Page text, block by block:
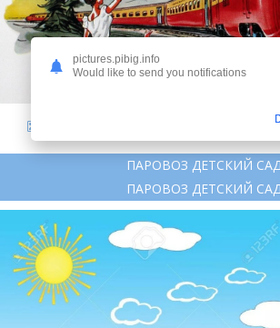
ПАРОВОЗ ДЕТСКИЙ САД
ПАРОВОЗ ДЕТСКИЙ САД
pictures.pibig.info
Would like to send you notifications